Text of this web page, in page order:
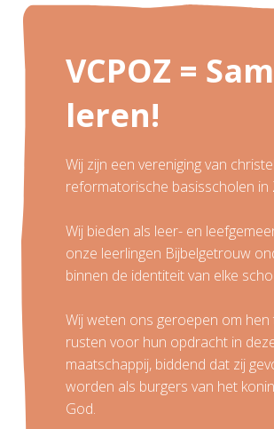
VCPOZ =
leren!
Wij zijn een vereniging van
reformatorische basisscholen in
Wij bieden als leer- en
onze leerlingen Bijbelgetrouw
binnen de identiteit van elke
Wij weten ons geroepen om hen
rusten voor hun opdracht in
maatschappij, biddend dat zij
worden als burgers van het
God.